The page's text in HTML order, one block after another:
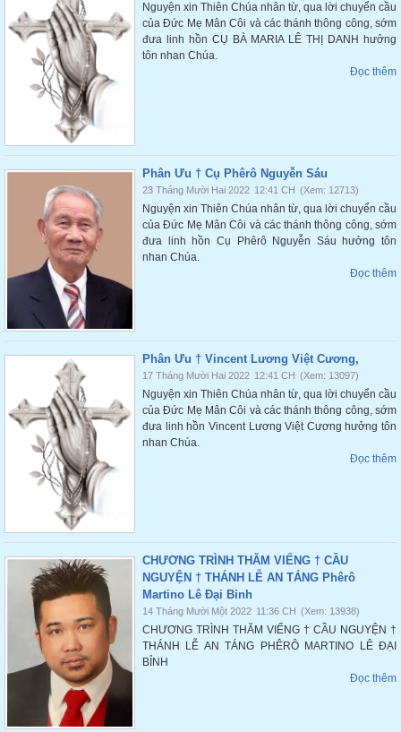
Nguyện xin Thiên Chúa nhân từ, qua lời chuyển cầu
của Đức Mẹ Mân Côi và các thánh thông công, sớm
đưa linh hồn CỤ BÀ MARIA LÊ THỊ DANH hưởng
tôn nhan Chúa.
Đọc thêm
Phân Ưu † Cụ Phêrô Nguyễn Sáu
23 Tháng Mười Hai 2022 12:41 CH (Xem: 12713)
Nguyện xin Thiên Chúa nhân từ, qua lời chuyển cầu
của Đức Mẹ Mân Côi và các thánh thông công, sớm
đưa linh hồn Cụ Phêrô Nguyễn Sáu hưởng tôn
nhan Chúa.
Đọc thêm
Phân Ưu † Vincent Lương Việt Cương,
17 Tháng Mười Hai 2022 12:41 CH (Xem: 13097)
Nguyện xin Thiên Chúa nhân từ, qua lời chuyển cầu
của Đức Mẹ Mân Côi và các thánh thông công, sớm
đưa linh hồn Vincent Lương Việt Cương hưởng tôn
nhan Chúa.
Đọc thêm
CHƯƠNG TRÌNH THĂM VIẾNG † CẦU
NGUYỆN † THÁNH LỄ AN TÁNG Phêrô
Martino Lê Đại Bỉnh
14 Tháng Mười Một 2022 11:36 CH (Xem: 13938)
CHƯƠNG TRÌNH THĂM VIẾNG † CẦU NGUYỆN †
THÁNH LỄ AN TÁNG PHÊRÔ MARTINO LÊ ĐẠI
BỈNH
Đọc thêm